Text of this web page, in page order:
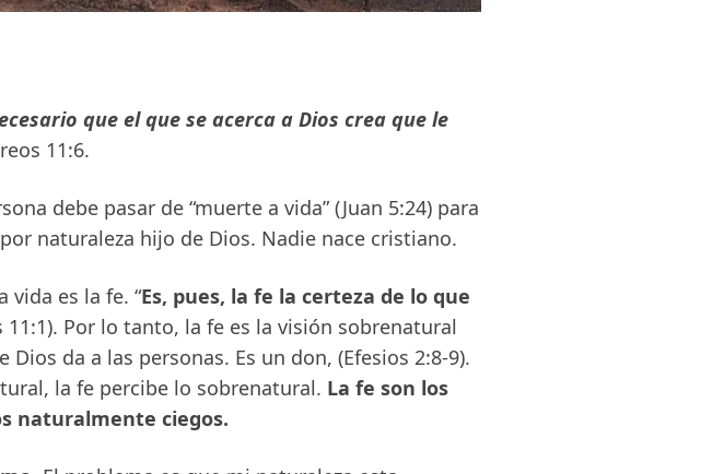
que el que se acerca a Dios crea que le
11:6.
debe pasar de “muerte a vida” (Juan 5:24) para
naturaleza hijo de Dios. Nadie nace cristiano.
vida es la fe. “Es, pues, la fe la certeza de lo que
11:1). Por lo tanto, la fe es la visión sobrenatural
da a las personas. Es un don, (Efesios 2:8-9).
la fe percibe lo sobrenatural. La fe son los
naturalmente ciegos.